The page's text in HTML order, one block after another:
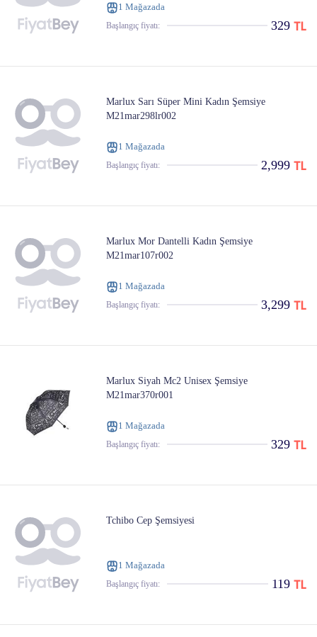
1 Mağazada
Başlangıç ​​fiyatı: 329
Marlux Sarı Süper Mini Kadın Şemsiye
M21mar298lr002
1 Mağazada
Başlangıç ​​fiyatı: 2,999
Marlux Mor Dantelli Kadın Şemsiye
M21mar107r002
1 Mağazada
Başlangıç ​​fiyatı: 3,299
Marlux Siyah Mc2 Unisex Şemsiye
M21mar370r001
1 Mağazada
Başlangıç ​​fiyatı: 329
Tchibo Cep Şemsiyesi
1 Mağazada
Başlangıç ​​fiyatı: 119